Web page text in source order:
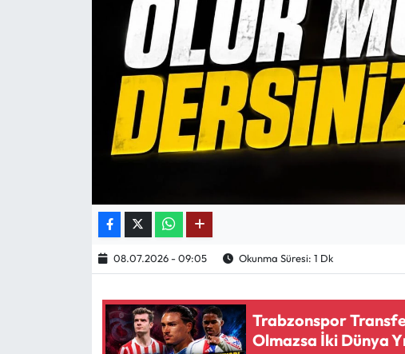
08.07.2026 - 09:05 Okunma Süresi: 1 Dk
Trabzonspor
Olmazsa İki Dünya
Karikatür Galeri
ASTROLOJİ
Mektup Galeri
Ekonomi